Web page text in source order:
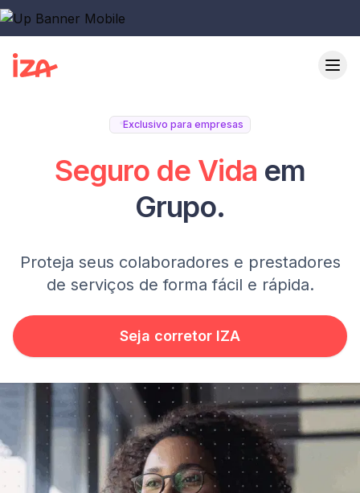
Exclusivo para empresas
Seguro de Vida em
Grupo.
Proteja seus colaboradores e prestadores
de serviços de forma fácil e rápida.
Seja corretor IZA